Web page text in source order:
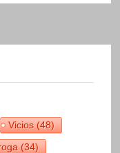
Vicios(48)
(34)